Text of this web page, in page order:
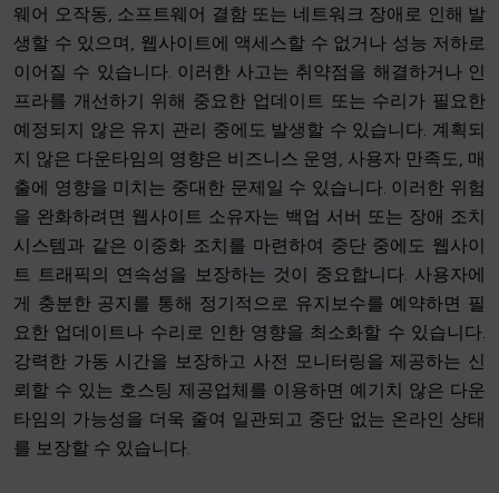
웨어 오작동, 소프트웨어 결함 또는 네트워크 장애로 인해 발
생할 수 있으며, 웹사이트에 액세스할 수 없거나 성능 저하로
이어질 수 있습니다. 이러한 사고는 취약점을 해결하거나 인
프라를 개선하기 위해 중요한 업데이트 또는 수리가 필요한
예정되지 않은 유지 관리 중에도 발생할 수 있습니다. 계획되
지 않은 다운타임의 영향은 비즈니스 운영, 사용자 만족도, 매
출에 영향을 미치는 중대한 문제일 수 있습니다. 이러한 위험
을 완화하려면 웹사이트 소유자는 백업 서버 또는 장애 조치
시스템과 같은 이중화 조치를 마련하여 중단 중에도 웹사이
트 트래픽의 연속성을 보장하는 것이 중요합니다. 사용자에
게 충분한 공지를 통해 정기적으로 유지보수를 예약하면 필
요한 업데이트나 수리로 인한 영향을 최소화할 수 있습니다.
강력한 가동 시간을 보장하고 사전 모니터링을 제공하는 신
뢰할 수 있는 호스팅 제공업체를 이용하면 예기치 않은 다운
타임의 가능성을 더욱 줄여 일관되고 중단 없는 온라인 상태
를 보장할 수 있습니다.